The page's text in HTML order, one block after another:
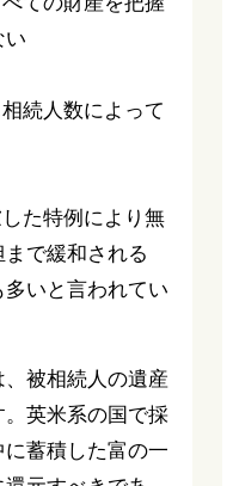
い
続人数によって
た特例により無
で緩和される
いと言われてい
被相続人の遺産
英米系の国で採
蓄積した富の一